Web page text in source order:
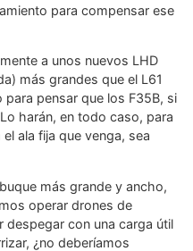
para compensar ese
a unos nuevos LHD
más grandes que el L61
pensar que los F35B, si
harán, en todo caso, para
ala fija que venga, sea
más grande y ancho,
operar drones de
con una carga útil
¿no deberíamos